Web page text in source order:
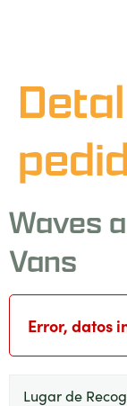
Waves
Vans
Error, datos
Lugar de